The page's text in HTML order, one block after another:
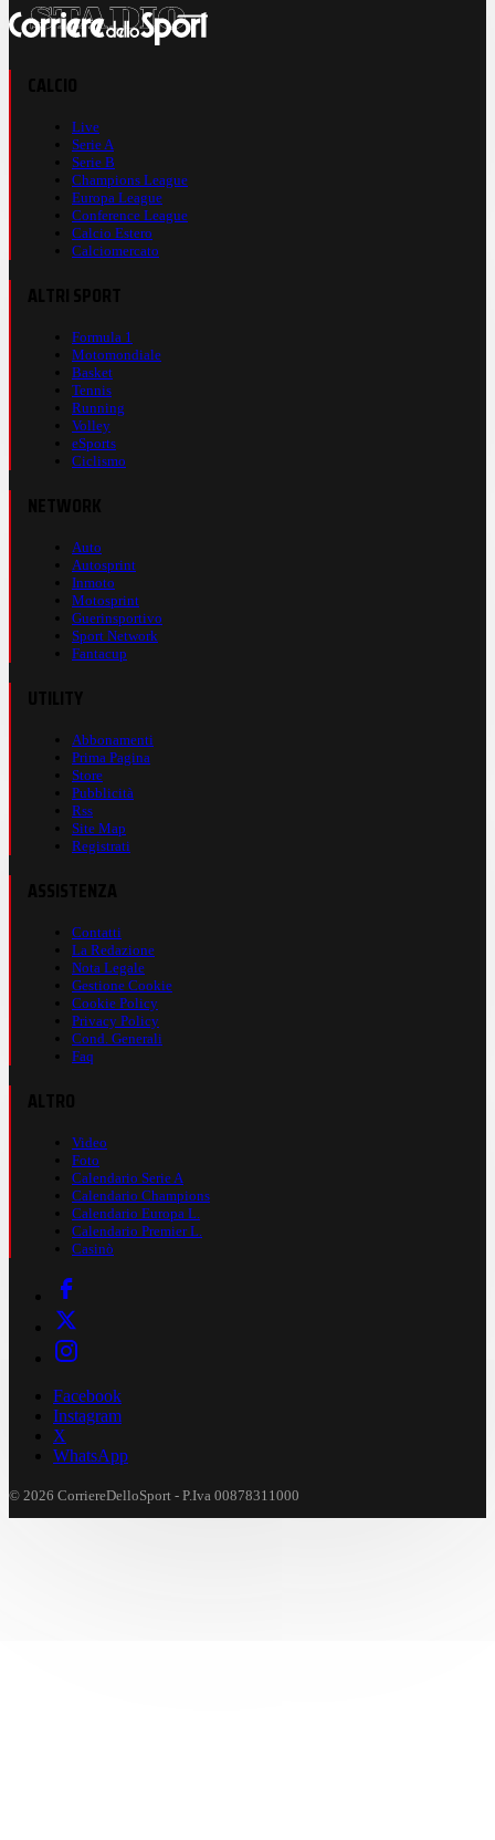
Live
Serie A
Serie B
Champions League
Europa League
Conference League
Calcio Estero
Calciomercato
Formula 1
Motomondiale
Basket
Tennis
Running
Volley
eSports
Ciclismo
Auto
Autosprint
Inmoto
Motosprint
Guerinsportivo
Sport Network
Fantacup
Abbonamenti
Prima Pagina
Store
Pubblicità
Rss
Site Map
Registrati
Contatti
La Redazione
Nota Legale
Gestione Cookie
Cookie Policy
Privacy Policy
Cond. Generali
Faq
Video
Foto
Calendario Serie A
Calendario Champions
Calendario Europa L.
Calendario Premier L.
Casinò
Facebook
Instagram
X
WhatsApp
© 2026 CorriereDelloSport - P.Iva 00878311000